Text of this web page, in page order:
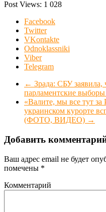
Post Views: 1 028
Facebook
Twitter
VKontakte
Odnoklassniki
Viber
Telegram
← Зрада: СБУ заявила,
парламентские
«Валите, мы все тут
украинском курорте
(ФОТО, ВИДЕО) →
Добавить
Ваш адрес email не будет
помечены *
Комментарий